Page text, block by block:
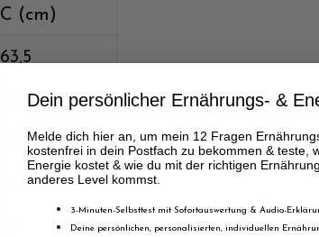
C (cm)
63,5
64,8
65,4
Dein persönlicher Ernährungs- &
Melde dich hier an, um mein 12 Fragen
kostenfrei in dein Postfach zu bekommen & teste,
Energie kostet & wie du mit der richtigen
anderes Level kommst.
3-Minuten-Selbsttest mit Sofortauswertung & Audio-
Deine persönlichen, personalisierten, individuellen